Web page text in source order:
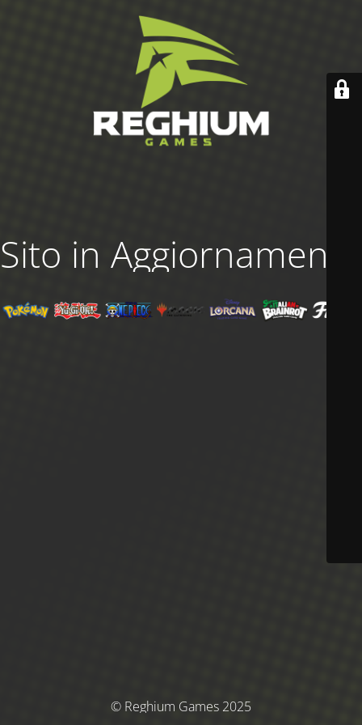
Sito in Aggiornamento
© Reghium Games 2025